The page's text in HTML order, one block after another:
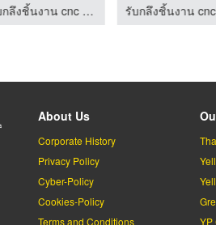
รับกลึงชิ้นงาน cnc ชลบุรี
About Us
Corporate History
Privacy Policy
Cyber-Policy
Cookies-Policy
Terms and Conditions
YP